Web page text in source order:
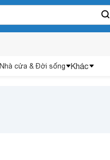
Nhà cửa & Đời sống Khác